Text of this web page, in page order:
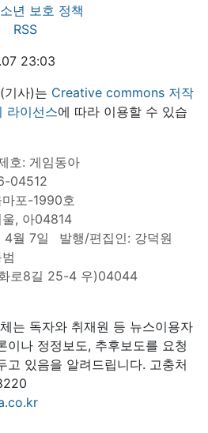
년 보호 정책
RSS
23:03
기사)는 Creative commons 저작
라이선스에 따라 이용할 수 있습
호: 게임동아
04512
포-1990호
, 아04814
4월 7일
발행/편집인: 강덕원
로8길 25-4 우)04044
는 독자와 취재원 등 뉴스이용자
이나 정정보도, 추후보도를 요청
고 있음을 알려드립니다. 고충처